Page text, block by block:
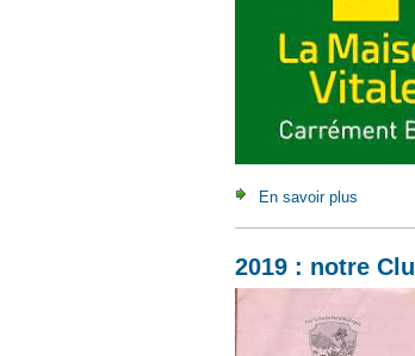
En savoir plus
2019 : notre